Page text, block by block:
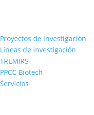
Proyectos de investigación
Líneas de investigación
TREMIRS
PPCC Biotech
Servicios